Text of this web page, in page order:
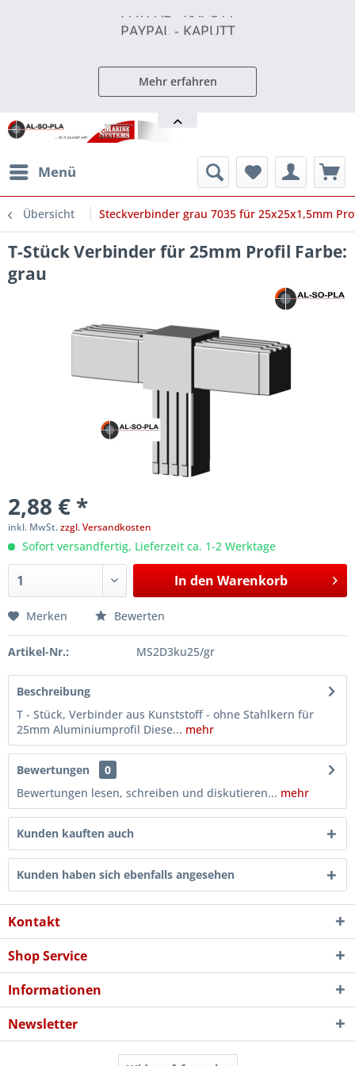
PAYPAL - KAPUTT
Mehr erfahren
Menü
Übersicht Steckverbinder grau 7035 für 25x25x1,5mm
T-Stück Verbinder für 25mm Profil Farbe:
grau
2,88 € *
inkl. MwSt.zzgl. Versandkosten
Sofort versandfertig, Lieferzeit ca. 1-2 Werktage
In den Warenkorb
Merken Bewerten
Artikel-Nr.: MS2D3ku25/gr
Beschreibung
T - Stück, Verbinder aus Kunststoff - ohne Stahlkern für
25mm Aluminiumprofil Diese... mehr
Bewertungen
0
Bewertungen lesen, schreiben und diskutieren... mehr
Kunden kauften auch
Kunden haben sich ebenfalls angesehen
Kontakt
Shop Service
Informationen
Newsletter